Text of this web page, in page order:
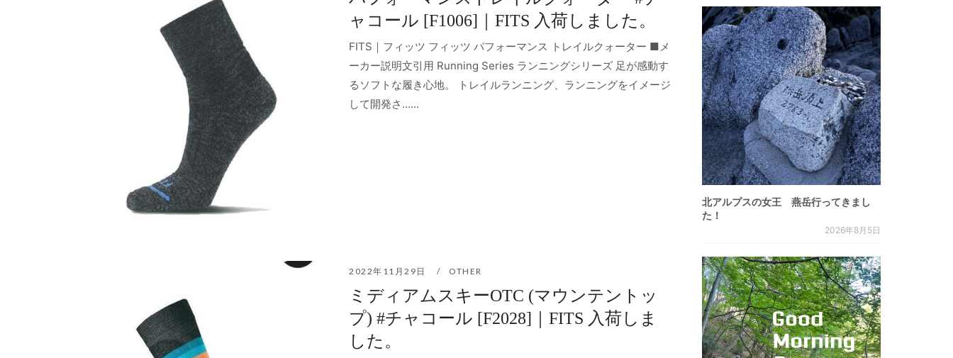
ャコール [F1006]｜FITS 入荷しました。
FITS｜フィッツ フィッツ パフォーマンス トレイルクォーター ■メ
ーカー説明文引用 Running Series ランニングシリーズ 足が感動す
るソフトな履き心地。 トレイルランニング、ランニングをイメージ
して開発さ…...
2022年11月29日 OTHER
ミディアムスキーOTC (マウンテントッ
プ) #チャコール [F2028]｜FITS 入荷しま
した。
北アルプスの女王 燕岳行ってきまし
た！
2026年8月5日